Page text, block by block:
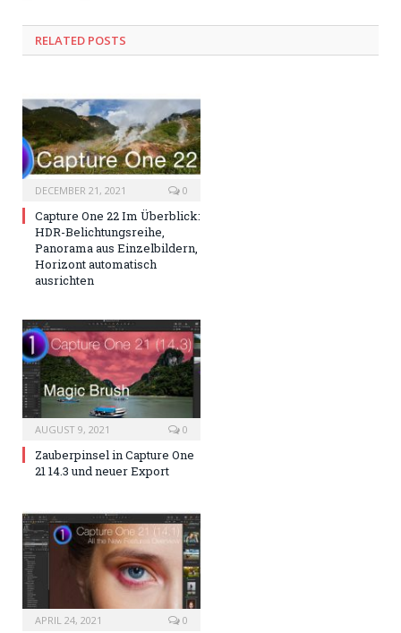
RELATED POSTS
DECEMBER 21, 2021 0
Capture One 22 Im Überblick:
HDR-Belichtungsreihe,
Panorama aus Einzelbildern,
Horizont automatisch
ausrichten
AUGUST 9, 2021 0
Zauberpinsel in Capture One
21 14.3 und neuer Export
APRIL 24, 2021 0